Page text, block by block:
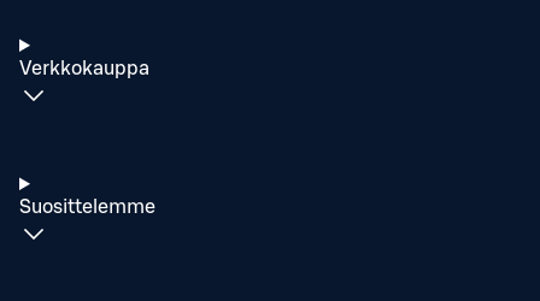
Verkkokauppa
Suosittelemme